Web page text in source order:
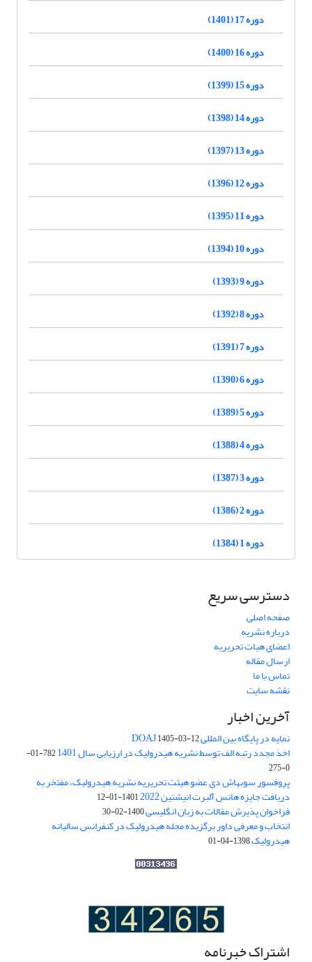
دوره 17 (1401)
دوره 16 (1400)
دوره 15 (1399)
دوره 14 (1398)
دوره 13 (1397)
دوره 12 (1396)
دوره 11 (1395)
دوره 10 (1394)
دوره 9 (1393)
دوره 8 (1392)
دوره 7 (1391)
دوره 6 (1390)
دوره 5 (1389)
دوره 4 (1388)
دوره 3 (1387)
دوره 2 (1386)
دوره 1 (1384)
دسترسی سریع
صفحه اصلی
درباره نشریه
اعضای هیات تحریریه
ارسال مقاله
تماس با ما
نقشه سایت
آخرین اخبار
نمایه در پایگاه بین المللی DOAJ1405-03-12
اخذ مجدد رتبه الف توسط نشریه هیدرولیک در ارزیابی سال 1401
782-01-
0-275
پروفسور سوبهاش دی عضو هیئت تحریریه نشریه هیدرولیک، مفتخر به
دریافت جایزه هانس آلبرت انیشتین 2022 1401-01-12
فراخوان پذیرش مقالات به زبان انگلیسی1400-02-30
انتخاب و معرفی داور برگزیده مجله هیدرولیک در کنفرانس سالیانه
هیدرولیک1398-04-01
اشتراک خبرنامه